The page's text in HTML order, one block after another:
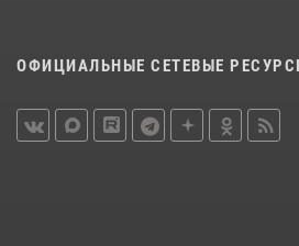
ОФИЦИАЛЬНЫЕ СЕТЕВЫЕ